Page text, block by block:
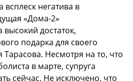
всплеск негатива в
«Дома-2»
достаток,
подарка для своего
Несмотря на то, что
в марте, супруга
сейчас. Не исключено, что